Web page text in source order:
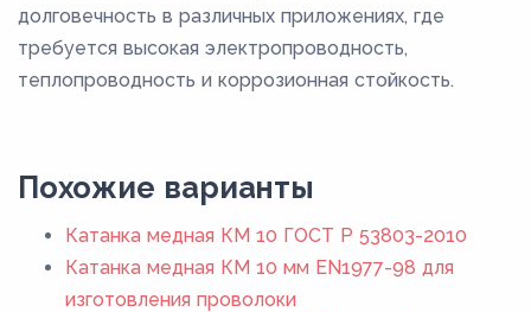
долговечность в различных приложениях, где
требуется высокая электропроводность,
теплопроводность и коррозионная стойкость.
Похожие варианты
Катанка медная КМ 10 ГОСТ Р 53803-2010
Катанка медная КМ 10 мм EN1977-98 для
изготовления проволоки